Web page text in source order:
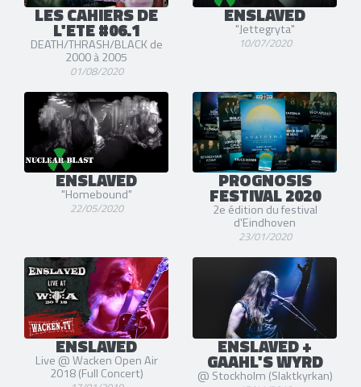
LES CAHIERS DE
L'ETE #06.1
DEATH/THRASH/BLACK de
2000 à 2005
01/08/2020
ENSLAVED
"Jettegryta"
10/07/2020
ENSLAVED
"Homebound"
22/05/2020
PROGNOSIS
FESTIVAL 2020
2e édition du festival
d'Eindhoven
23/01/2020
ENSLAVED
Live @ Wacken Open Air
2018 (Full Concert)
ENSLAVED +
GAAHL'S WYRD
@ Stockholm (Slaktkyrkan)